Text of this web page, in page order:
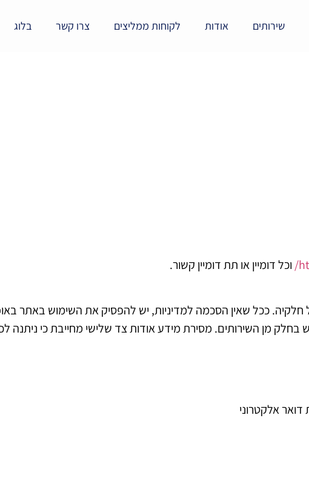
שירותים אודות לקוחות ממליצים צרו קשר בלוג
וכל דומיין או תת דומיין קשור.
ככל שאין הסכמה למדיניות, יש להפסיק את השימוש באתר
בחלק מן השירותים. מסירת מידע אודות צד שלישי מחייבת כי
דואר אלקטרוני